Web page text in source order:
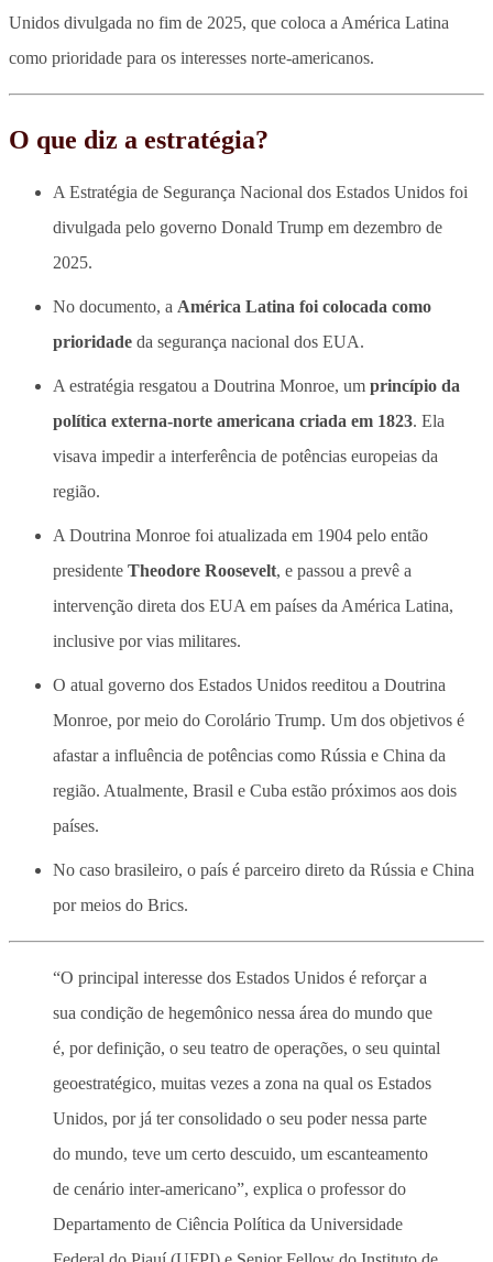
Unidos divulgada no fim de 2025, que coloca a América Latina
como prioridade para os interesses norte-americanos.
O que diz a estratégia?
A Estratégia de Segurança Nacional dos Estados Unidos foi
divulgada pelo governo Donald Trump em dezembro de
2025.
No documento, a América Latina foi colocada como
prioridade da segurança nacional dos EUA.
A estratégia resgatou a Doutrina Monroe, um princípio da
política externa-norte americana criada em 1823. Ela
visava impedir a interferência de potências europeias da
região.
A Doutrina Monroe foi atualizada em 1904 pelo então
presidente Theodore Roosevelt, e passou a prevê a
intervenção direta dos EUA em países da América Latina,
inclusive por vias militares.
O atual governo dos Estados Unidos reeditou a Doutrina
Monroe, por meio do Corolário Trump. Um dos objetivos é
afastar a influência de potências como Rússia e China da
região. Atualmente, Brasil e Cuba estão próximos aos dois
países.
No caso brasileiro, o país é parceiro direto da Rússia e China
por meios do Brics.
“O principal interesse dos Estados Unidos é reforçar a
sua condição de hegemônico nessa área do mundo que
é, por definição, o seu teatro de operações, o seu quintal
geoestratégico, muitas vezes a zona na qual os Estados
Unidos, por já ter consolidado o seu poder nessa parte
do mundo, teve um certo descuido, um escanteamento
de cenário inter-americano”, explica o professor do
Departamento de Ciência Política da Universidade